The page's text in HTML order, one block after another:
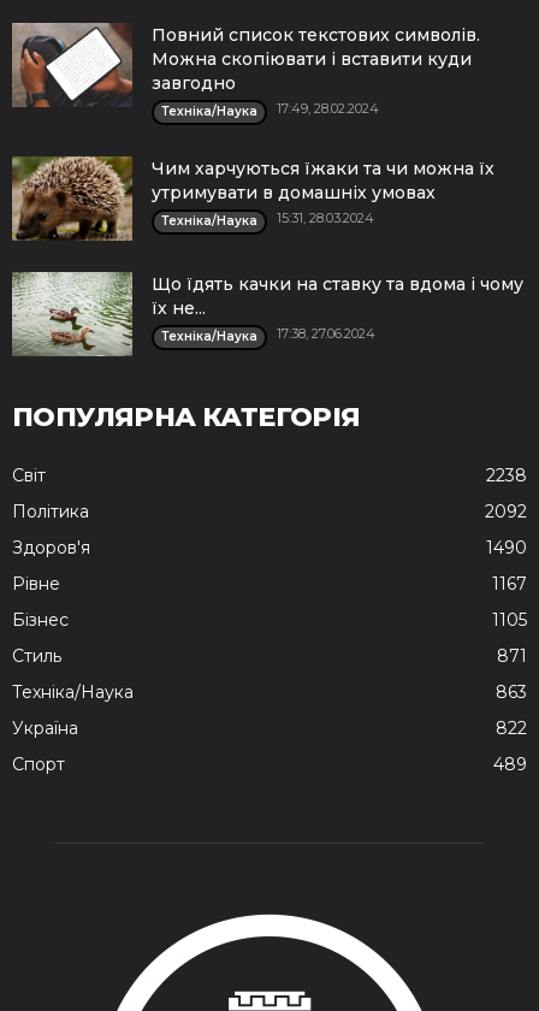
Повний список текстових символів.
Можна скопіювати і вставити куди
завгодно
Техніка/Наука 17:49, 28.02.2024
Чим харчуються їжаки та чи можна їх
утримувати в домашніх умовах
Техніка/Наука 15:31, 28.03.2024
Що їдять качки на ставку та вдома і чому
їх не...
Техніка/Наука 17:38, 27.06.2024
ПОПУЛЯРНА КАТЕГОРІЯ
Cвіт
2238
Політика
2092
Здоров'я
1490
Рівне
1167
Бізнес
1105
Стиль
871
Техніка/Наука
863
Україна
822
Спорт
489